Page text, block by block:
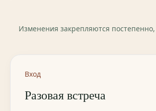
Изменения закрепляются
Вход
Разовая встреча